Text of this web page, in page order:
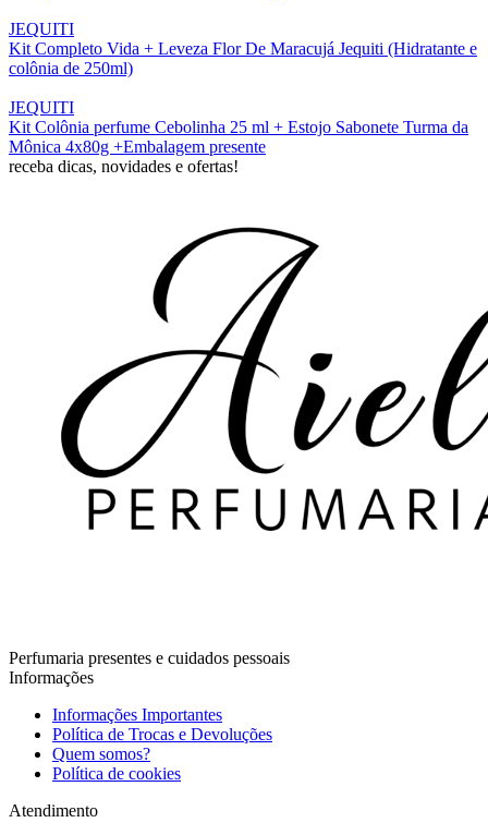
JEQUITI
Kit Completo Vida + Leveza Flor De Maracujá Jequiti (Hidratante e
colônia de 250ml)
JEQUITI
Kit Colônia perfume Cebolinha 25 ml + Estojo Sabonete Turma da
Mônica 4x80g +Embalagem presente
receba dicas, novidades e ofertas!
Perfumaria presentes e cuidados pessoais
Informações
Informações Importantes
Política de Trocas e Devoluções
Quem somos?
Política de cookies
Atendimento